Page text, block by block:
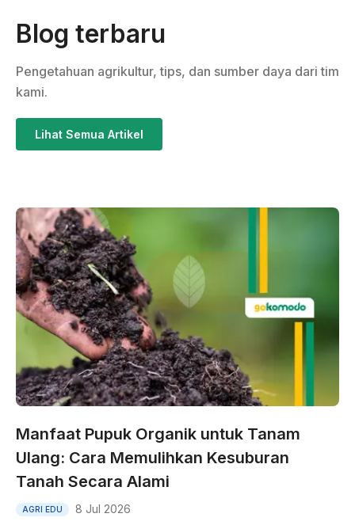
Blog terbaru
Pengetahuan agrikultur, tips, dan sumber daya dari tim
kami.
Lihat Semua Artikel
Manfaat Pupuk Organik untuk Tanam
Ulang: Cara Memulihkan Kesuburan
Tanah Secara Alami
AGRI EDU 8 Jul 2026